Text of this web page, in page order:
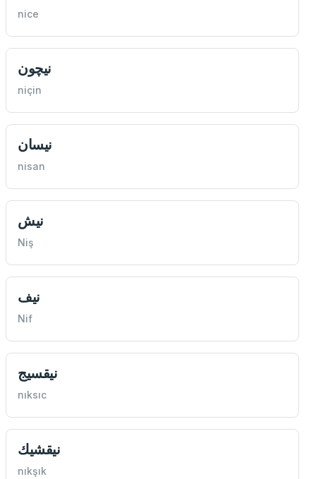
nice
نيچون
niçin
نيسان
nisan
نيش
Niş
نيف
Nif
نيقسيج
nıksıc
نيقشيك
nıkşık